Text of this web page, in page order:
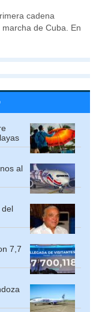
cadena
de Cuba. En
al
del
7,7